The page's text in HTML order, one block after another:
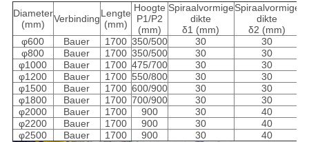
Diameter
(mm)
VerbindingLengte
(mm)
Hoogte
P1/P2
(mm)
Spiraalvormige
dikte
δ1 (mm)
Spiraalvormige
dikte
δ2 (mm)
φ600 Bauer 1700 350/500 30
30
φ800
Bauer 1700 350/500 30
30
φ1000
Bauer 1700 475/700 30
30
φ1200
Bauer 1700 550/800 30
30
φ1500
Bauer 1700 600/900 30
30
φ1800
Bauer 1700 700/900 30
30
φ2000
Bauer 1700 900 30
40
φ2200
Bauer 1700 900 30
40
φ2500
Bauer 1700 900 30 40